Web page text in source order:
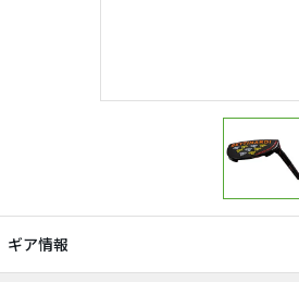
ギア情報